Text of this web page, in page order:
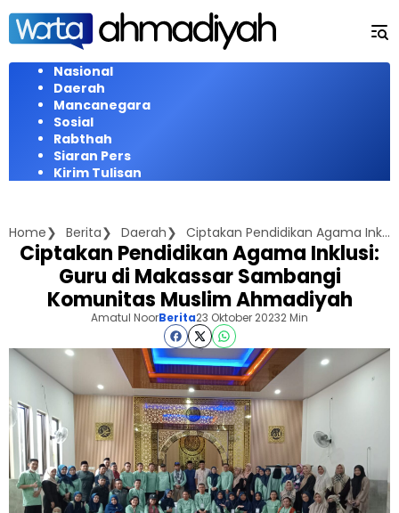
Langsung
konten
Nasional
Daerah
Mancanegara
Sosial
Rabthah
Siaran Pers
Kirim Tulisan
Home Berita Daerah Ciptakan Pendidikan Agama Inklusi: Guru di Makassar Sambangi Komunitas Muslim Ahmadiyah
Ciptakan Pendidikan Agama Inklusi:
Guru di Makassar Sambangi
Komunitas Muslim Ahmadiyah
Amatul NoorBerita23 Oktober 20232 Min